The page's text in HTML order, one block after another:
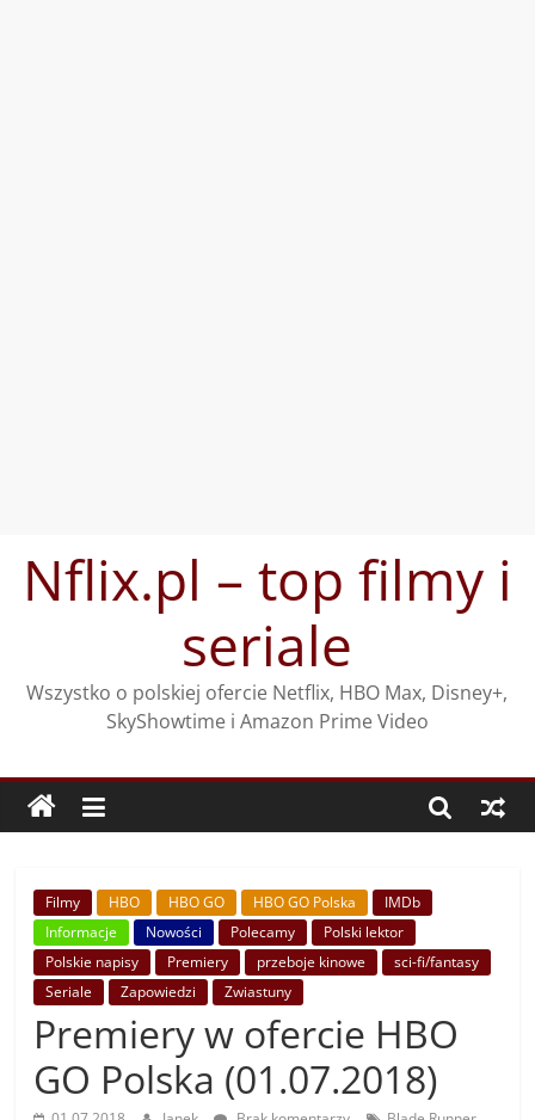
treściNflix.pl – top filmy i
seriale
Wszystko o polskiej ofercie Netflix, HBO Max, Disney+,
SkyShowtime i Amazon Prime Video
Filmy HBO HBO GO HBO GO Polska
IMDb
Informacje
Nowości Polecamy
Polski lektor
Polskie napisy
Premiery przeboje kinowe
sci-fi/fantasy
Seriale
Zapowiedzi Zwiastuny
Premiery w ofercie HBO
GO Polska (01.07.2018)